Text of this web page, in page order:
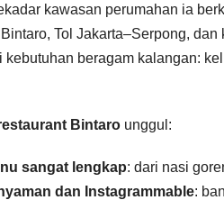
kawasan perumahan ia
Tol Jakarta–Serpong,
kebutuhan beragam kalangan:
Bintaro unggul:
sangat lengkap: dari nasi
dan Instagrammable: